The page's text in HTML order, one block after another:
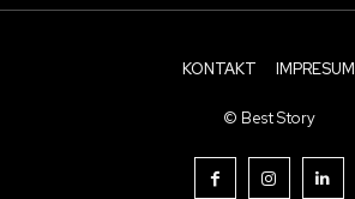
KONTAKT IMPRESUM
© Best Story